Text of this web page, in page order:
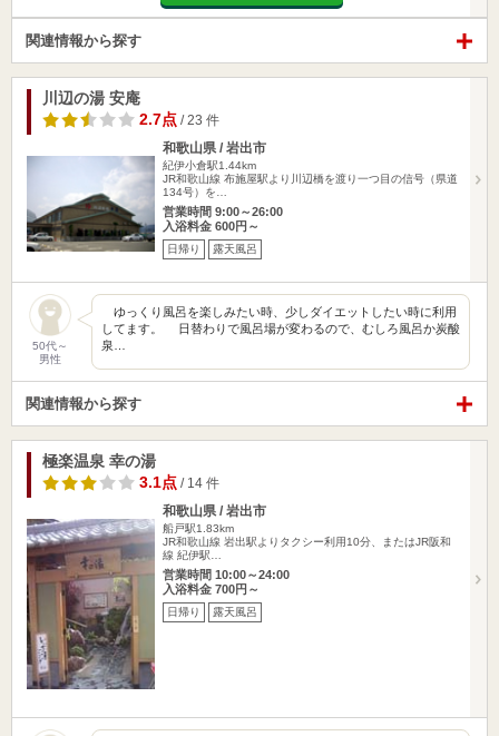
関連情報から探す
川辺の湯 安庵
2.7点 / 23 件
和歌山県 / 岩出市
紀伊小倉駅1.44km
JR和歌山線 布施屋駅より川辺橋を渡り一つ目の信号（県道
134号）を…
営業時間 9:00～26:00
入浴料金 600円～
日帰り 露天風呂
50代～
男性
ゆっくり風呂を楽しみたい時、少しダイエットしたい時に利用
してます。 日替わりで風呂場が変わるので、むしろ風呂か炭酸
泉…
関連情報から探す
極楽温泉 幸の湯
3.1点 / 14 件
和歌山県 / 岩出市
船戸駅1.83km
JR和歌山線 岩出駅よりタクシー利用10分、またはJR阪和
線 紀伊駅…
営業時間 10:00～24:00
入浴料金 700円～
日帰り 露天風呂